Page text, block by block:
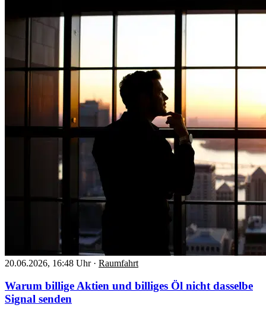
20.06.2026, 16:48 Uhr · Raumfahrt
Warum billige Aktien und billiges Öl nicht dasselbe
Signal senden